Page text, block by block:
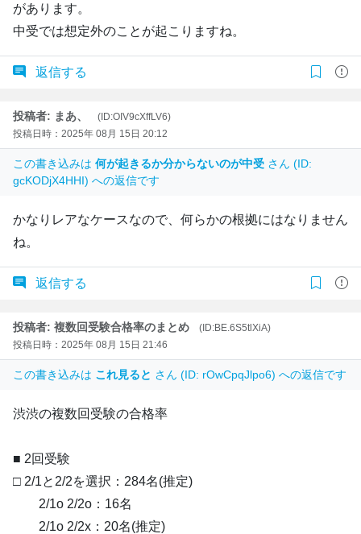
があります。
中受では想定外のことが起こりますね。
返信する
投稿者: まあ、
(ID:OIV9cXffLV6)
投稿日時：2025年 08月 15日 20:12
この書き込みは 何が起きるか分からないのが中受 さん (ID:
gcKODjX4HHI) への返信です
かなりレアなケースなので、何らかの根拠にはなりません
ね。
返信する
投稿者: 複数回受験合格率のまとめ
(ID:BE.6S5tlXiA)
投稿日時：2025年 08月 15日 21:46
この書き込みは これ見ると さん (ID: rOwCpqJlpo6) への返信です
渋渋の複数回受験の合格率
■ 2回受験
□ 2/1と2/2を選択：284名(推定)
2/1o 2/2o：16名
2/1o 2/2x：20名(推定)